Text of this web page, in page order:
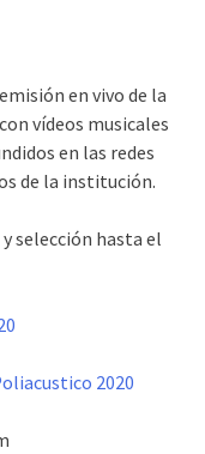
en vivo de la
vídeos musicales
en las redes
de la institución.
selección hasta el
2020